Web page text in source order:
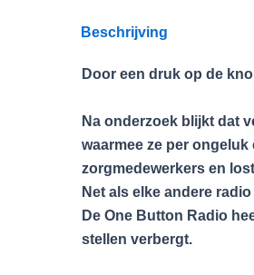
Beschrijving
Door een druk op de
Na onderzoek blijkt dat
waarmee ze per
zorgmedewerkers en
Net als elke andere
De One Button Radio
stellen verbergt.